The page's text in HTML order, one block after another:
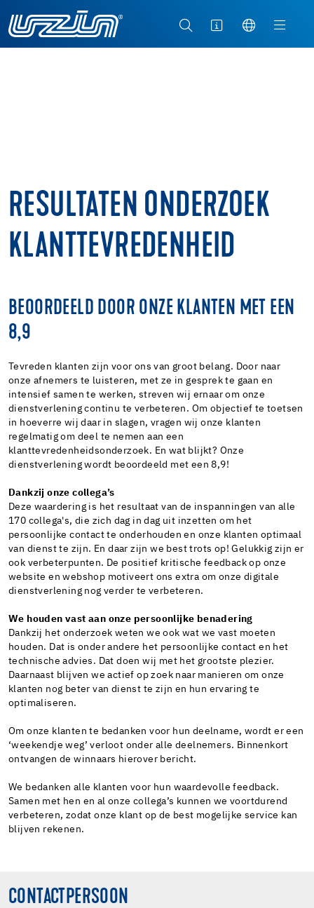
RESULTATEN ONDERZOEK
KLANTTEVREDENHEID
BEOORDEELD DOOR ONZE KLANTEN MET EEN
8,9
Tevreden klanten zijn voor ons van groot belang. Door naar
onze afnemers te luisteren, met ze in gesprek te gaan en
intensief samen te werken, streven wij ernaar om onze
dienstverlening continu te verbeteren. Om objectief te toetsen
in hoeverre wij daar in slagen, vragen wij onze klanten
regelmatig om deel te nemen aan een
klanttevredenheidsonderzoek. En wat blijkt? Onze
dienstverlening wordt beoordeeld met een 8,9!
Dankzij onze collega’s
Deze waardering is het resultaat van de inspanningen van alle
170 collega's, die zich dag in dag uit inzetten om het
persoonlijke contact te onderhouden en onze klanten optimaal
van dienst te zijn. En daar zijn we best trots op! Gelukkig zijn er
ook verbeterpunten. De positief kritische feedback op onze
website en webshop motiveert ons extra om onze digitale
dienstverlening nog verder te verbeteren.
We houden vast aan onze persoonlijke benadering
Dankzij het onderzoek weten we ook wat we vast moeten
houden. Dat is onder andere het persoonlijke contact en het
technische advies. Dat doen wij met het grootste plezier.
Daarnaast blijven we actief op zoek naar manieren om onze
klanten nog beter van dienst te zijn en hun ervaring te
optimaliseren.
Om onze klanten te bedanken voor hun deelname, wordt er een
‘weekendje weg’ verloot onder alle deelnemers. Binnenkort
ontvangen de winnaars hierover bericht.
We bedanken alle klanten voor hun waardevolle feedback.
Samen met hen en al onze collega’s kunnen we voortdurend
verbeteren, zodat onze klant op de best mogelijke service kan
blijven rekenen.
CONTACTPERSOON